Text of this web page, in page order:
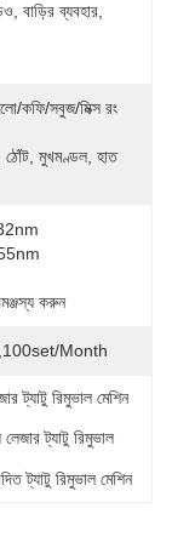
বাড়ির ব্যবহার,
কফি/সবুজ/মিক্স রং
ঠোঁট, মুখমণ্ডল, হাত
করুন
Month
ট্যাটু রিমুভাল মেশিন
লেজার ট্যাটু রিমুভাল
ট্যাটু রিমুভাল মেশিন